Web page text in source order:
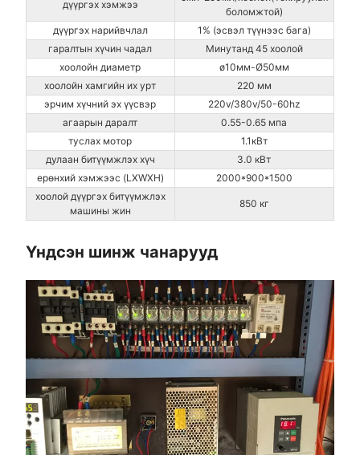
дүүргэх хэмжээ
боломжтой)
дүүргэх нарийвчлал
1% (эсвэл түүнээс бага)
гаралтын хүчин чадал
Минутанд 45 хоолой
хоолойн диаметр
ø10мм-Ø50мм
хоолойн хамгийн их урт
220 мм
эрчим хүчний эх үүсвэр
220v/380v/50-60hz
агаарын даралт
0.55-0.65 мпа
туслах мотор
1.1кВт
дулаан битүүмжлэх хүч
3.0 кВт
ерөнхий хэмжээс (LXWXH)
2000*900*1500
хоолой дүүргэх битүүмжлэх
машины жин
850 кг
Үндсэн шинж чанарууд